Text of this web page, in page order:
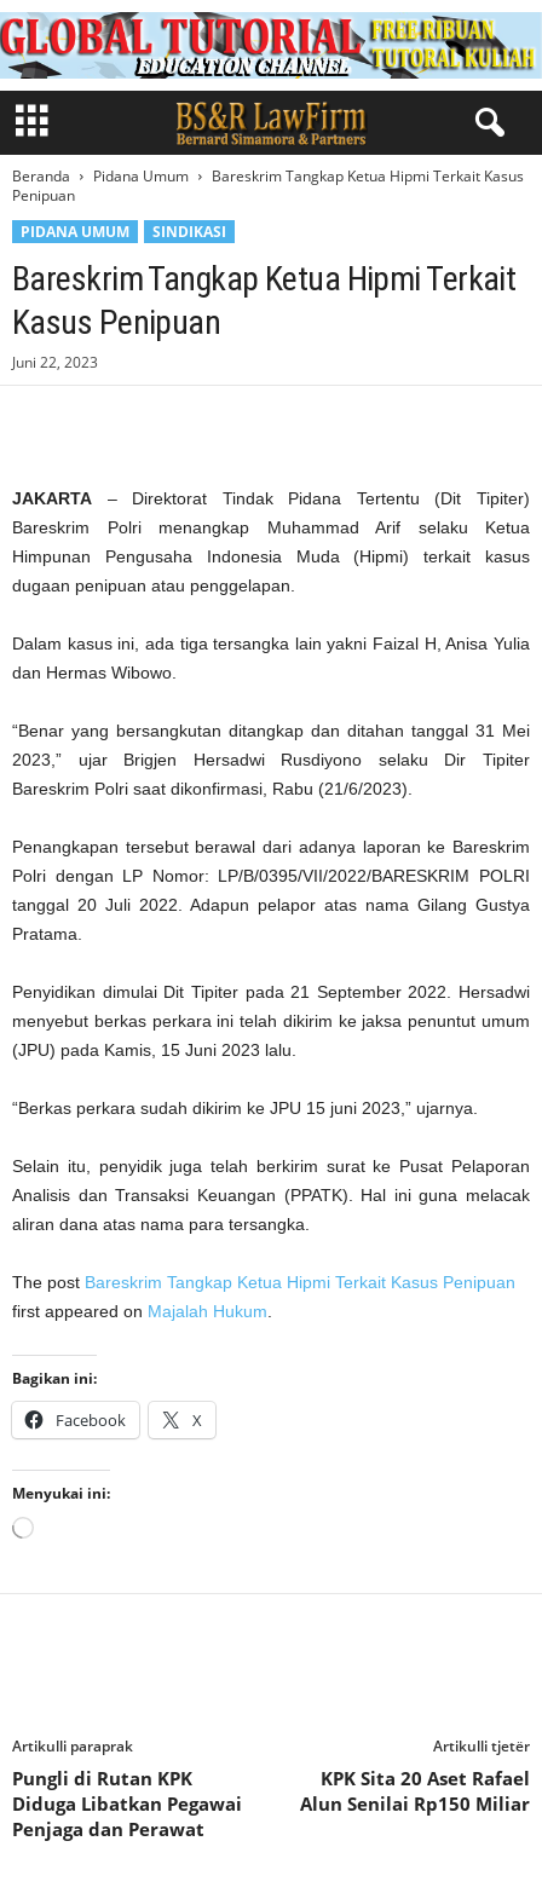
Beranda Pidana Umum
Bareskrim Tangkap Ketua Hipmi Terkait Kasus
Penipuan
PIDANA UMUM
SINDIKASI
Bareskrim Tangkap Ketua Hipmi Terkait
Kasus Penipuan
Juni 22, 2023
JAKARTA – Direktorat Tindak Pidana Tertentu (Dit Tipiter)
Bareskrim Polri menangkap Muhammad Arif selaku Ketua
Himpunan Pengusaha Indonesia Muda (Hipmi) terkait kasus
dugaan penipuan atau penggelapan.
Dalam kasus ini, ada tiga tersangka lain yakni Faizal H, Anisa Yulia
dan Hermas Wibowo.
“Benar yang bersangkutan ditangkap dan ditahan tanggal 31 Mei
2023,” ujar Brigjen Hersadwi Rusdiyono selaku Dir Tipiter
Bareskrim Polri saat dikonfirmasi, Rabu (21/6/2023).
Penangkapan tersebut berawal dari adanya laporan ke Bareskrim
Polri dengan LP Nomor: LP/B/0395/VII/2022/BARESKRIM POLRI
tanggal 20 Juli 2022. Adapun pelapor atas nama Gilang Gustya
Pratama.
Penyidikan dimulai Dit Tipiter pada 21 September 2022. Hersadwi
menyebut berkas perkara ini telah dikirim ke jaksa penuntut umum
(JPU) pada Kamis, 15 Juni 2023 lalu.
“Berkas perkara sudah dikirim ke JPU 15 juni 2023,” ujarnya.
Selain itu, penyidik juga telah berkirim surat ke Pusat Pelaporan
Analisis dan Transaksi Keuangan (PPATK). Hal ini guna melacak
aliran dana atas nama para tersangka.
The post Bareskrim Tangkap Ketua Hipmi Terkait Kasus Penipuan
first appeared on Majalah Hukum
Bagikan ini:
Facebook X
Menyukai ini:
Memuat...
Artikulli paraprak
Pungli di Rutan KPK
Diduga Libatkan Pegawai
Penjaga dan Perawat
Artikulli tjetër
KPK Sita 20 Aset Rafael
Alun Senilai Rp150 Miliar